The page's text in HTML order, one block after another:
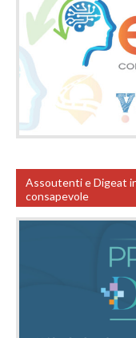
Assoutenti e Digeat
consapevole